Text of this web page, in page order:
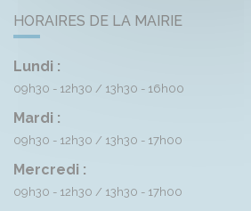
HORAIRES DE LA MAIRIE
Lundi :
09h30 - 12h30 13h30 - 16h00
Mardi :
09h30 - 12h30 13h30 - 17h00
Mercredi :
09h30 - 12h30 13h30 - 17h00